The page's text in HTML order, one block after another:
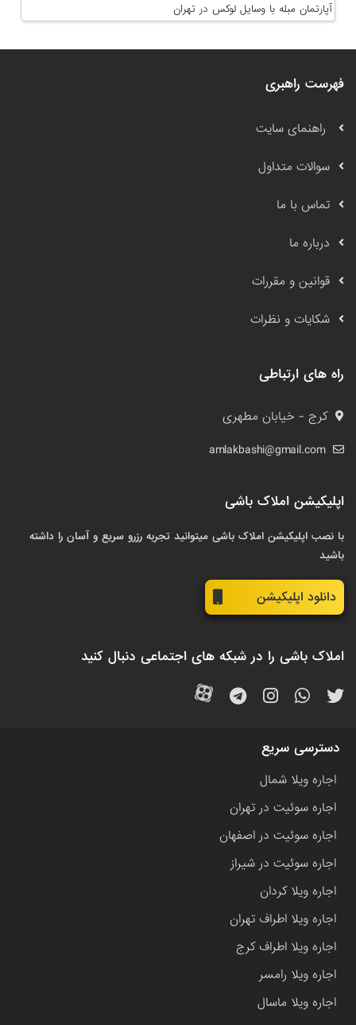
آپارتمان مبله با وسایل لوکس در تهران
فهرست راهبری
راهنمای سایت
سوالات متداول
تماس با ما
درباره ما
قوانین و مقررات
شکایات و نظرات
راه های ارتباطی
کرج - خیابان مطهری
amlakbashi@gmail.com
اپلیکیشن املاک باشی
با نصب اپلیکیشن املاک باشی میتوانید تجربه رزرو سریع و آسان را داشته
باشید
دانلود اپلیکیشن
املاک باشی را در شبکه های اجتماعی دنبال کنید
دسترسی سریع
اجاره ویلا شمال
اجاره سوئیت در تهران
اجاره سوئیت در اصفهان
اجاره سوئیت در شیراز
اجاره ویلا کردان
اجاره ویلا اطراف تهران
اجاره ویلا اطراف کرج
اجاره ویلا رامسر
اجاره ویلا ماسال